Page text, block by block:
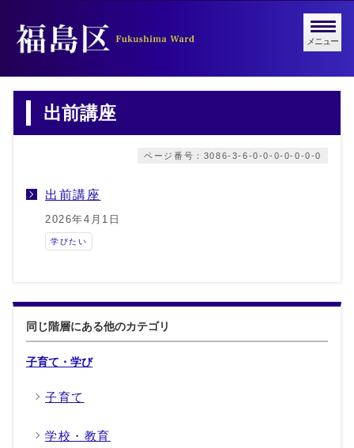
メニュー
出前講座
ページ番号：3086-3-6-0-0-0-0-0-0-0
出前講座
2026年4月1日
学びたい
同じ階層にある他のカテゴリ
子育て・学び
子育て
学校・教育